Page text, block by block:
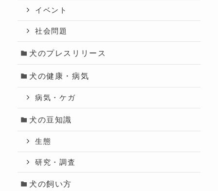
イベント
社会問題
犬のプレスリリース
犬の健康・病気
病気・ケガ
犬の豆知識
生態
研究・調査
犬の飼い方